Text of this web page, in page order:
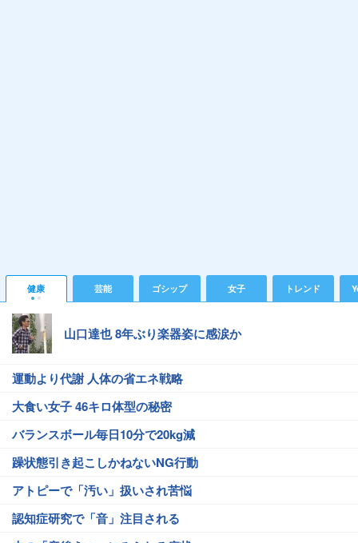
健康 芸能 ゴシップ 女子 トレンド
山口達也 8年ぶり楽器姿に感涙か
運動より代謝 人体の省エネ戦略
大食い女子 46キロ体型の秘密
バランスボール毎日10分で20kg減
躁状態引き起こしかねないNG行動
アトピーで「汚い」扱いされ苦悩
認知症研究で「音」注目される